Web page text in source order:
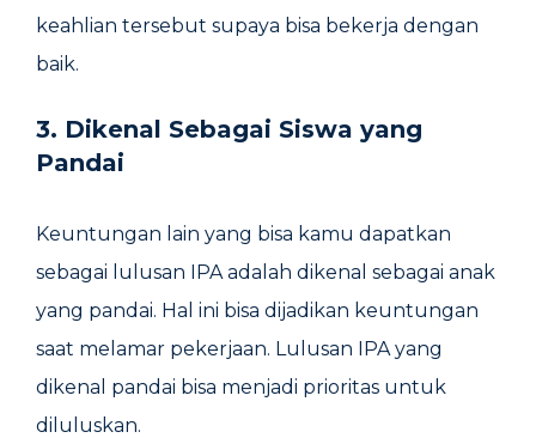
keahlian tersebut supaya bisa bekerja dengan
baik.
3. Dikenal Sebagai Siswa yang
Pandai
Keuntungan lain yang bisa kamu dapatkan
sebagai lulusan IPA adalah dikenal sebagai anak
yang pandai. Hal ini bisa dijadikan keuntungan
saat melamar pekerjaan. Lulusan IPA yang
dikenal pandai bisa menjadi prioritas untuk
diluluskan.